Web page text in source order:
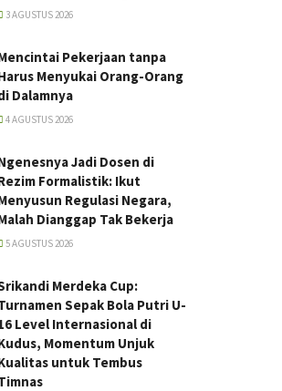
3 AGUSTUS 2026
Pekerjaan tanpa
Menyukai Orang-Orang
Dalamnya
4 AGUSTUS 2026
Jadi Dosen di
Formalistik: Ikut
Regulasi Negara,
Dianggap Tak Bekerja
5 AGUSTUS 2026
Merdeka Cup:
Sepak Bola Putri U-
Level Internasional di
Momentum Unjuk
untuk Tembus